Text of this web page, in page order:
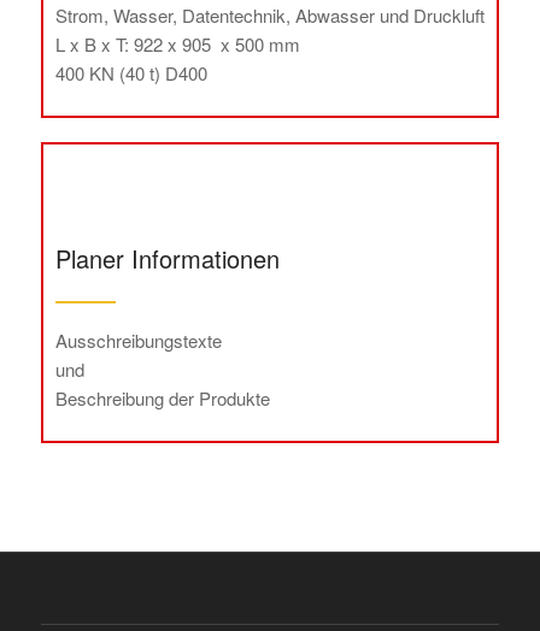
Strom, Wasser, Datentechnik, Abwasser und Druckluft
L x B x T: 922 x 905 x 500 mm
400 KN (40 t) D400
Planer Informationen
Ausschreibungstexte
und
Beschreibung der Produkte